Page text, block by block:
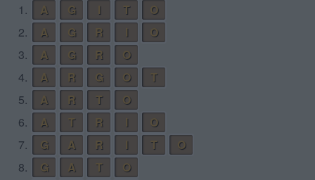
1.
A G T
O
2.
A G R
O
3.
A G R
O
4.
A R G O
T
5.
A R T
O
6.
A T R
O
7.
G A R T
O
8.
G A T
O